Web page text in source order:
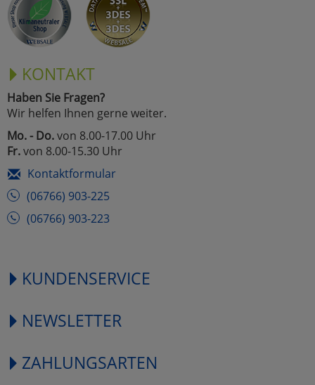
KONTAKT
Haben Sie Fragen?
Wir helfen Ihnen gerne weiter.
Mo. - Do.von 8.00-17.00 Uhr
Fr.von 8.00-15.30 Uhr
Kontaktformular
(06766) 903-225
(06766) 903-223
KUNDENSERVICE
NEWSLETTER
ZAHLUNGSARTEN